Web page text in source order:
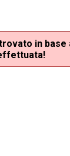
in base